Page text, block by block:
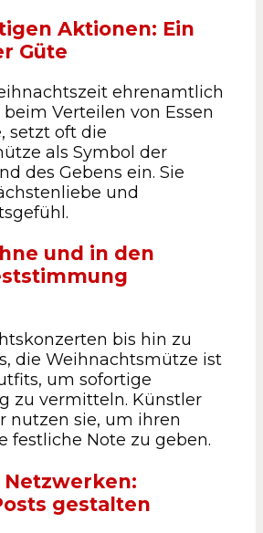
Aktionen: Ein
Güte
ehrenamtlich
Verteilen von Essen
setzt oft die
als Symbol der
des Gebens ein. Sie
und
und in den
bis hin zu
die Weihnachtsmütze ist
um sofortige
zu vermitteln. Künstler
nutzen sie, um ihren
festliche Note zu geben.
Netzwerken:
gestalten